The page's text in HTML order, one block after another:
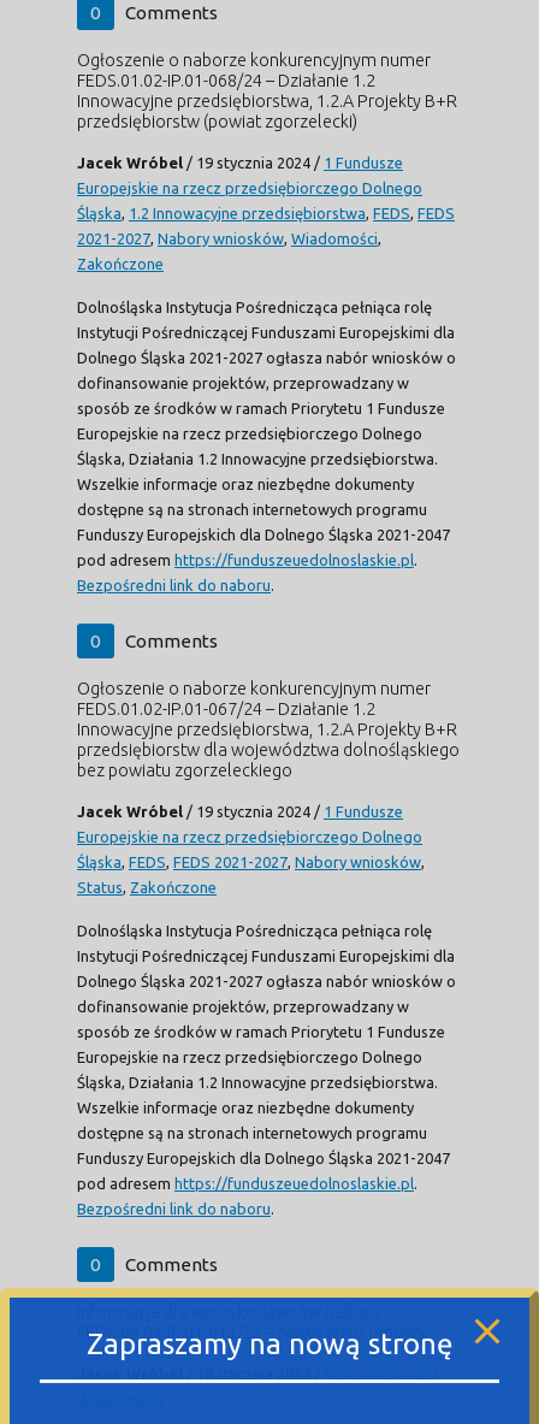
0 Comments
Ogłoszenie o naborze konkurencyjnym numer
FEDS.01.02-IP.01-068/24 – Działanie 1.2
Innowacyjne przedsiębiorstwa, 1.2.A Projekty B+R
przedsiębiorstw (powiat zgorzelecki)
Jacek Wróbel / 19 stycznia 2024 / 1 Fundusze
Europejskie na rzecz przedsiębiorczego Dolnego
Śląska 1.2 Innowacyjne przedsiębiorstwa FEDS FEDS
2021-2027 Nabory wniosków Wiadomości
Zakończone
Dolnośląska Instytucja Pośrednicząca pełniąca rolę
Instytucji Pośredniczącej Funduszami Europejskimi dla
Dolnego Śląska 2021-2027 ogłasza nabór wniosków o
dofinansowanie projektów, przeprowadzany w
sposób ze środków w ramach Priorytetu 1 Fundusze
Europejskie na rzecz przedsiębiorczego Dolnego
Śląska, Działania 1.2 Innowacyjne przedsiębiorstwa.
Wszelkie informacje oraz niezbędne dokumenty
dostępne są na stronach internetowych programu
Funduszy Europejskich dla Dolnego Śląska 2021-2047
pod adresem https://funduszeuedolnoslaskie.pl
Bezpośredni link do naboru
0 Comments
Ogłoszenie o naborze konkurencyjnym numer
FEDS.01.02-IP.01-067/24 – Działanie 1.2
Innowacyjne przedsiębiorstwa, 1.2.A Projekty B+R
przedsiębiorstw dla województwa dolnośląskiego
bez powiatu zgorzeleckiego
Jacek Wróbel / 19 stycznia 2024 / 1 Fundusze
Europejskie na rzecz przedsiębiorczego Dolnego
Śląska FEDS FEDS 2021-2027 Nabory wniosków
Status Zakończone
Dolnośląska Instytucja Pośrednicząca pełniąca rolę
Instytucji Pośredniczącej Funduszami Europejskimi dla
Dolnego Śląska 2021-2027 ogłasza nabór wniosków o
dofinansowanie projektów, przeprowadzany w
sposób ze środków w ramach Priorytetu 1 Fundusze
Europejskie na rzecz przedsiębiorczego Dolnego
Śląska, Działania 1.2 Innowacyjne przedsiębiorstwa.
Wszelkie informacje oraz niezbędne dokumenty
dostępne są na stronach internetowych programu
Funduszy Europejskich dla Dolnego Śląska 2021-2047
pod adresem https://funduszeuedolnoslaskie.pl
Bezpośredni link do naboru
0 Comments
FEDS.09.04-IP.01-013/23 – Nowy wzór umowy
Zapraszamy na nową stronę